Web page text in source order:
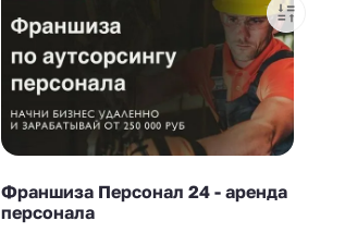
Франшиза Персонал 24 - аренда
персонала